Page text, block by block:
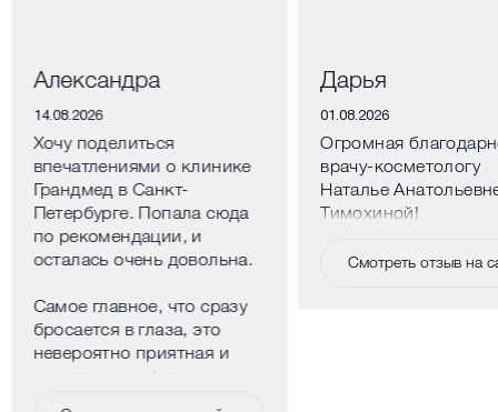
Александра
14.08.2026
Хочу поделиться
впечатлениями о клинике
Грандмед в Санкт-
Петербурге. Попала сюда
по рекомендации, и
осталась очень довольна.
Самое главное, что сразу
бросается в глаза, это
невероятно приятная и
Дарья
01.08.2026
Огромная
врачу-косметологу
Наталье
Тимохиной!
Смотреть отзыв на